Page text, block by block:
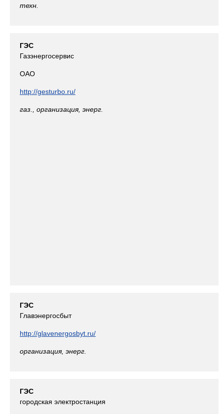
техн.
ГЭС
Газэнергосервис
ОАО
http://gesturbo.ru/
газ., организация, энерг.
ГЭС
Главэнергосбыт
http://glavenergosbyt.ru/
организация, энерг.
ГЭС
городская электростанция